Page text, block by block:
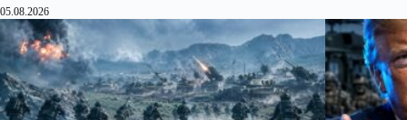
05.08.2026